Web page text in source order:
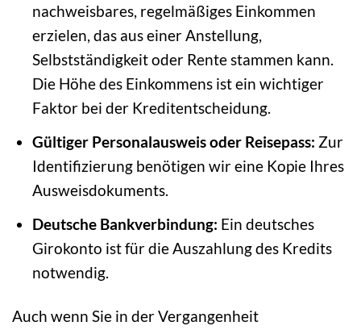
nachweisbares, regelmäßiges Einkommen
erzielen, das aus einer Anstellung,
Selbstständigkeit oder Rente stammen kann.
Die Höhe des Einkommens ist ein wichtiger
Faktor bei der Kreditentscheidung.
Gültiger Personalausweis oder Reisepass: Zur
Identifizierung benötigen wir eine Kopie Ihres
Ausweisdokuments.
Deutsche Bankverbindung: Ein deutsches
Girokonto ist für die Auszahlung des Kredits
notwendig.
Auch wenn Sie in der Vergangenheit